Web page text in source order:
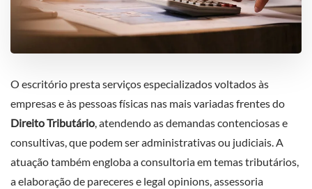
O escritório presta serviços especializados voltados às
empresas e às pessoas físicas nas mais variadas frentes do
Direito Tributário , atendendo as demandas contenciosas e
consultivas, que podem ser administrativas ou judiciais. A
atuação também engloba a consultoria em temas tributários,
a elaboração de pareceres e legal opinions, assessoria